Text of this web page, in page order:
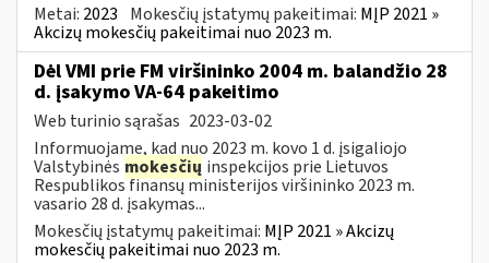
Metai: 2023 Mokesčių įstatymų pakeitimai: MĮP 2021 »
Akcizų mokesčių pakeitimai nuo 2023 m.
Dėl VMI prie FM viršininko 2004 m. balandžio 28
d. įsakymo VA-64 pakeitimo
Web turinio sąrašas 2023-03-02
Informuojame, kad nuo 2023 m. kovo 1 d. įsigaliojo
Valstybinės mokesčių inspekcijos prie Lietuvos
Respublikos finansų ministerijos viršininko 2023 m.
vasario 28 d. įsakymas...
Mokesčių įstatymų pakeitimai: MĮP 2021 » Akcizų
mokesčių pakeitimai nuo 2023 m.